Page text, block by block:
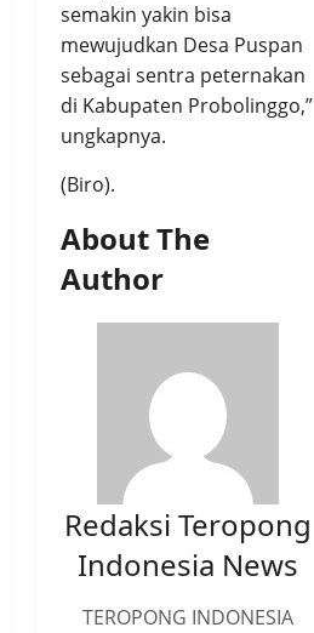
semakin yakin bisa
mewujudkan Desa Puspan
sebagai sentra peternakan
di Kabupaten Probolinggo,”
ungkapnya.
(Biro).
About The
Author
Redaksi Teropong
Indonesia News
TEROPONG INDONESIA